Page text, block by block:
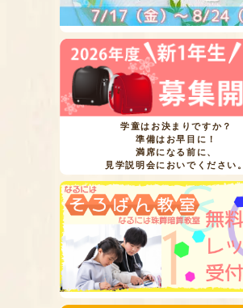
学童はお決まりですか？
準備はお早目に！
満席になる前に、
見学説明会においでください。